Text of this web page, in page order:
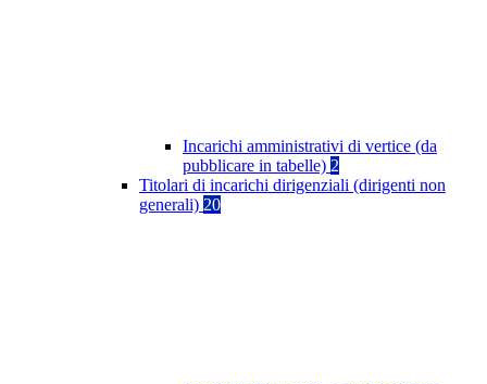
Incarichi amministrativi di vertice (da
pubblicare in tabelle) 2
Titolari di incarichi dirigenziali (dirigenti non
generali) 20